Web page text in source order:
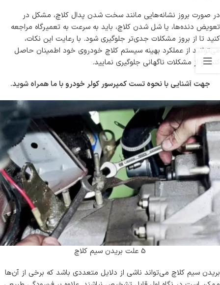
در صورت بروز نشانه‌هایی مانند سخت شدن پدال کلاچ، مشکل در
تعویض دنده‌ها، یا شل شدن کلاچ، باید به سرعت به تعمیرگاه مراجعه
کنید تا از بروز مشکلات جدی‌تر جلوگیری شود. با رعایت این نکات،
می‌توانید از عملکرد بهینه سیستم کلاچ خودروی خود اطمینان حاصل
کنید و از مشکلات ناگهانی جلوگیری نمایید.
جهت آشنایی بانحوه تست کمپرسور کولر خودروبا ما همراه شوید.
5 علت بریدن سیم کلاچ
بریدن سیم کلاچ می‌تواند ناشی از دلایل متعددی باشد که برخی از آن‌ها